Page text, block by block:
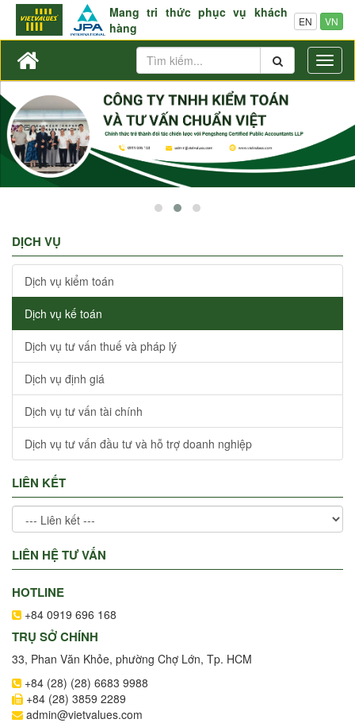
Mang tri thức phục vụ khách
hàng
EN VN
DỊCH VỤ
Dịch vụ kiểm toán
Dịch vụ kế toán
Dịch vụ tư vấn thuế và pháp lý
Dịch vụ định giá
Dịch vụ tư vấn tài chính
Dịch vụ tư vấn đầu tư và hỗ trợ doanh nghiệp
LIÊN KẾT
LIÊN HỆ TƯ VẤN
HOTLINE
+84 0919 696 168
TRỤ SỞ CHÍNH
33, Phan Văn Khỏe, phường Chợ Lớn, Tp. HCM
+84 (28) (28) 6683 9988
+84 (28) 3859 2289
admin@vietvalues.com